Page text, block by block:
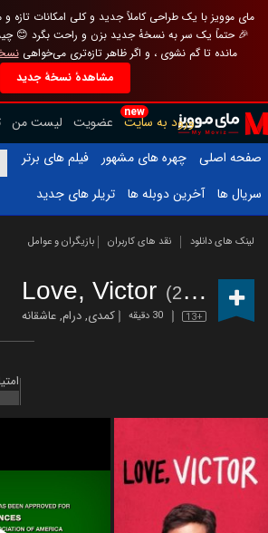
مای موویز با یک طراحی کاملاً جدید و کلی امکانات تازه
🎉 حتماً یک سر به نسخهٔ جدید بزن و راحت بگرد 😊
مانده تا گم نشوی ، و اگر ظاهر تازه‌تری می‌خواهی
مشاهدهٔ نسخهٔ جدید
new
ورود به سایت عضویت لیست من
صفحه اصلی
چهره های مشهور
فیلم های برتر
سریال ها
آخرین دوبله ها تریلر های جدید
لینک های دانلود نقد های کاربران بازیگران و عوامل
Love, Victor (2020 – )
13+ 30 دقیقه کمدی,درام,عاشقانه